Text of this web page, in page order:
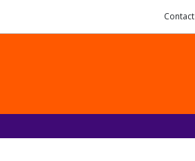
Contact